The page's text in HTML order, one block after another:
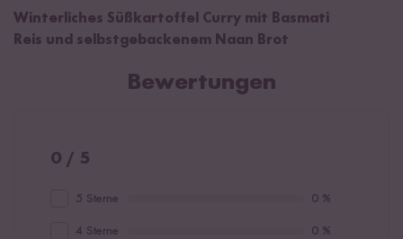
Winterliches Süßkartoffel Curry mit Basmati
Reis und selbstgebackenem Naan Brot
Bewertungen
0 / 5
5 Sterne 0 %
4 Sterne 0 %